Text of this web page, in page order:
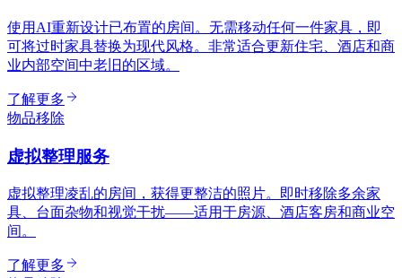
使用AI重新设计已布置的房间。无需移动任何一件家具，即
可将过时家具替换为现代风格。非常适合更新住宅、酒店和商
业内部空间中老旧的区域。
了解更多
物品移除
虚拟整理服务
虚拟整理凌乱的房间，获得更整洁的照片。即时移除多余家
具、台面杂物和视觉干扰——适用于房源、酒店客房和商业空
间。
了解更多